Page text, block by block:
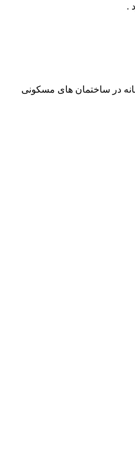
.
و ۳۵ تا ۴۰ سانتی متر برای پریزها و ۱۶۰ سانتی متر برای هود آشپزخانه در ساختمان های مسکونی